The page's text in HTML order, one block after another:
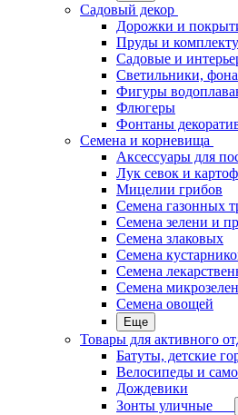
Садовый декор
Дорожки и
Пруды и
Садовые и
Светильники,
Фигуры
Флюгеры
Фонтаны
Семена и корневища
Аксессуары для
Лук севок и
Мицелии грибов
Семена газонных
Семена зелени и
Семена злаковых
Семена
Семена
Семена
Семена овощей
Еще
Товары для активного
Батуты, детские
Велосипеды и
Дождевики
Зонты уличные